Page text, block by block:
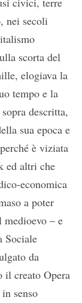
nei secoli
scorta del
elogiava la
tempo e la
descritta,
sua epoca e
è viziata
ed altri che
economica
a poter
– e
Sociale
da
il creato Opera
senso